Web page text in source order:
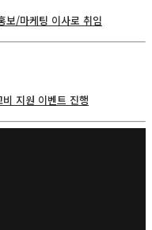
보/마케팅 이사로 취임
지원 이벤트 진행